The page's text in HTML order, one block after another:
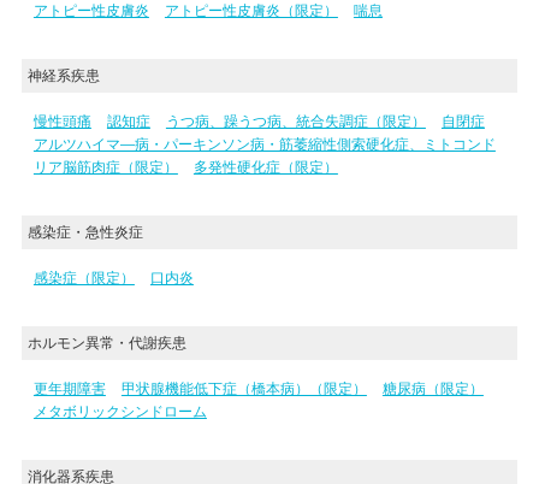
アトピー性皮膚炎 アトピー性皮膚炎（限定） 喘息
神経系疾患
慢性頭痛 認知症 うつ病、躁うつ病、統合失調症（限定）
自閉症
アルツハイマ―病・パーキンソン病・筋萎縮性側索硬化症、ミトコンド
リア脳筋肉症（限定）
多発性硬化症（限定）
感染症・急性炎症
感染症（限定） 口内炎
ホルモン異常・代謝疾患
更年期障害 甲状腺機能低下症（橋本病）（限定）
糖尿病（限定）
メタボリックシンドローム
消化器系疾患